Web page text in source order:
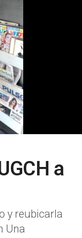
a
y reubicarla
Una